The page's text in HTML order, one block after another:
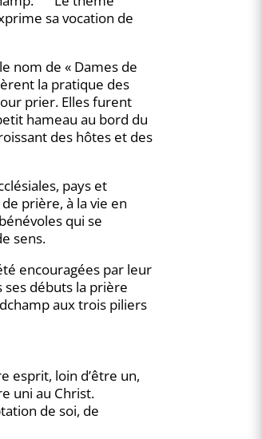
sa vocation de
nom de « Dames de
la pratique des
prier. Elles furent
hameau au bord du
des hôtes et des
pays et
prière, à la vie en
qui se
sens.
encouragées par leur
ses débuts la prière
aux trois piliers
esprit, loin d’être un,
uni au Christ.
de soi, de